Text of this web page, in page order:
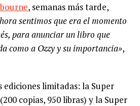
, semanas más tarde,
sentimos que era el momento
para anunciar un libro que
como a Ozzy y su importancia»,
ediciones limitadas: la Super
copias, 950 libras) y la Super